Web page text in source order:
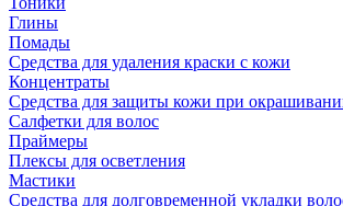
Глины
Помады
Средства для удаления краски с кожи
Концентраты
Средства для защиты кожи при
Салфетки для волос
Праймеры
Плексы для осветления
Мастики
Средства для долговременной укладки